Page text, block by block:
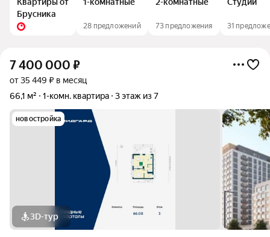
Брусника
28 предложений 73 предложения 31
7 400 000 ₽
от 35 449 ₽ в месяц
66,1 м²
1-комн. квартира 3 этаж из 7
новостройка
3D-тур